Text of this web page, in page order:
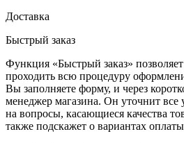
Доставка
Быстрый заказ
Функция «Быстрый заказ»
проходить всю процедуру
Вы заполняете форму, и через
менеджер магазина. Он уточнит все
на вопросы, касающиеся качества
также подскажет о вариантах